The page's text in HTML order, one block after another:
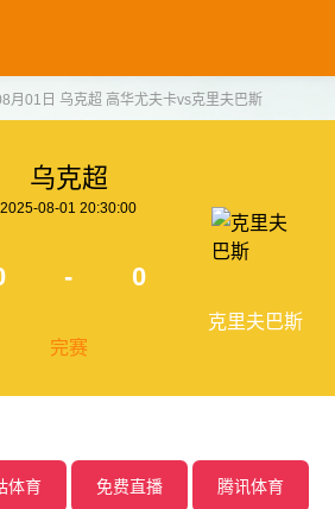
月01日 乌克超 高华尤夫卡vs克里夫巴斯
乌克超
2025-08-01 20:30:00
- 0
完赛
克里夫巴斯
体育 免费直播 腾讯体育